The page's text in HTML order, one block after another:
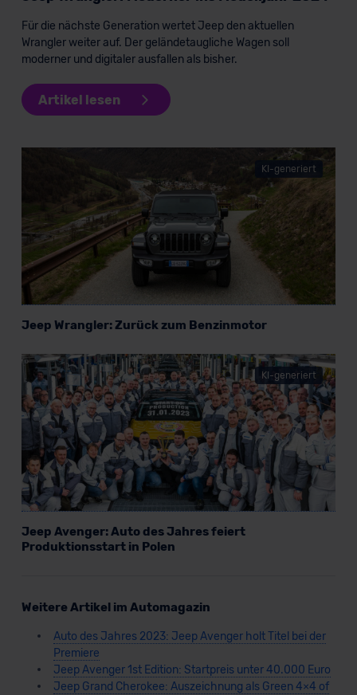
Datenschutzklauseln können Sie über den Kontakt zu
unserem Datenschutzbeauftragten unter
datenschutz@meinauto.de anfordern.
Datenschutzerklärung Impressum
Für die nächste Generation wertet Jeep den aktuellen
Wrangler weiter auf. Der geländetaugliche Wagen soll
moderner und digitaler ausfallen als bisher.
Artikel lesen
KI-generiert
Jeep Wrangler: Zurück zum Benzinmotor
KI-generiert
Jeep Avenger: Auto des Jahres feiert
Produktionsstart in Polen
Weitere Artikel im Automagazin
Auto des Jahres 2023: Jeep Avenger holt Titel bei der
Premiere
Jeep Avenger 1st Edition: Startpreis unter 40.000 Euro
Jeep Grand Cherokee: Auszeichnung als Green 4×4 of